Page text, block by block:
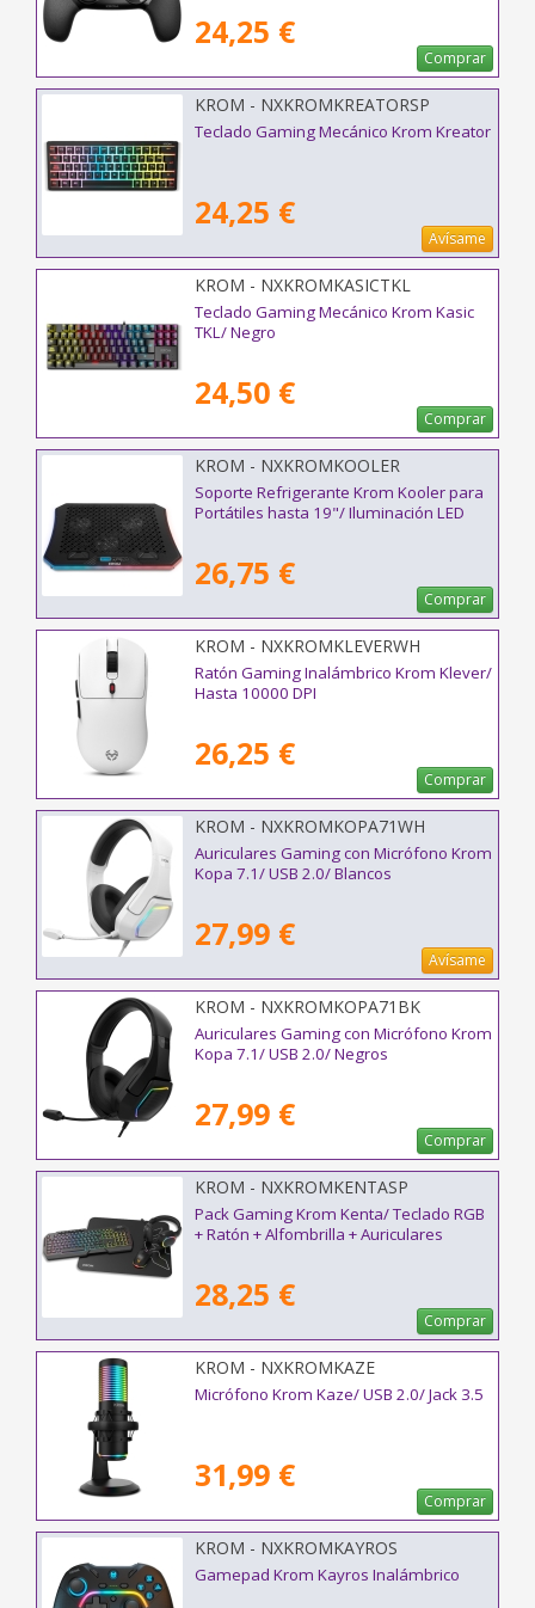
24,25 €
Comprar
KROM - NXKROMKREATORSP
Teclado Gaming Mecánico Krom Kreator
24,25 €
Avísame
KROM - NXKROMKASICTKL
Teclado Gaming Mecánico Krom Kasic
TKL/ Negro
24,50 €
Comprar
KROM - NXKROMKOOLER
Soporte Refrigerante Krom Kooler para
Portátiles hasta 19"/ Iluminación LED
26,75 €
Comprar
KROM - NXKROMKLEVERWH
Ratón Gaming Inalámbrico Krom Klever/
Hasta 10000 DPI
26,25 €
Comprar
KROM - NXKROMKOPA71WH
Auriculares Gaming con Micrófono Krom
Kopa 7.1/ USB 2.0/ Blancos
27,99 €
Avísame
KROM - NXKROMKOPA71BK
Auriculares Gaming con Micrófono Krom
Kopa 7.1/ USB 2.0/ Negros
27,99 €
Comprar
KROM - NXKROMKENTASP
Pack Gaming Krom Kenta/ Teclado RGB
+ Ratón + Alfombrilla + Auriculares
28,25 €
Comprar
KROM - NXKROMKAZE
Micrófono Krom Kaze/ USB 2.0/ Jack 3.5
31,99 €
Comprar
KROM - NXKROMKAYROS
Gamepad Krom Kayros Inalámbrico